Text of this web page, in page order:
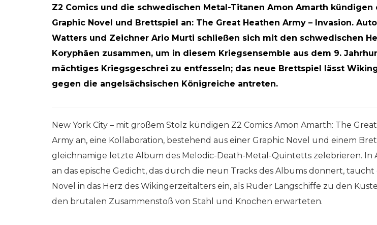
Z2 Comics und die schwedischen Metal-Titanen Amon Amarth kündigen
Graphic Novel und Brettspiel an: The Great Heathen Army – Invasion.
Watters und Zeichner Ario Murti schließen sich mit den schwedischen
Koryphäen zusammen, um in diesem Kriegsensemble aus dem 9.
mächtiges Kriegsgeschrei zu entfesseln; das neue Brettspiel lässt
gegen die angelsächsischen Königreiche antreten.
New York City – mit großem Stolz kündigen Z2 Comics Amon Amarth: The
Army an, eine Kollaboration, bestehend aus einer Graphic Novel und einem
gleichnamige letzte Album des Melodic-Death-Metal-Quintetts zelebrieren. In
an das epische Gedicht, das durch die neun Tracks des Albums donnert, taucht
Novel in das Herz des Wikingerzeitalters ein, als Ruder Langschiffe zu den
den brutalen Zusammenstoß von Stahl und Knochen erwarteten.